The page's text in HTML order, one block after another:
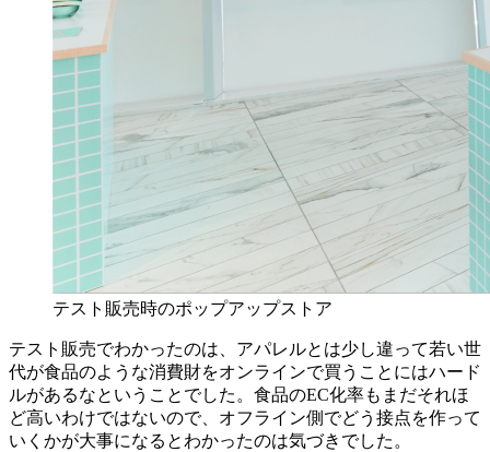
テスト販売時のポップアップストア
テスト販売でわかったのは、アパレルとは少し違って若い世
代が食品のような消費財をオンラインで買うことにはハード
ルがあるなということでした。食品のEC化率もまだそれほ
ど高いわけではないので、オフライン側でどう接点を作って
いくかが大事になるとわかったのは気づきでした。